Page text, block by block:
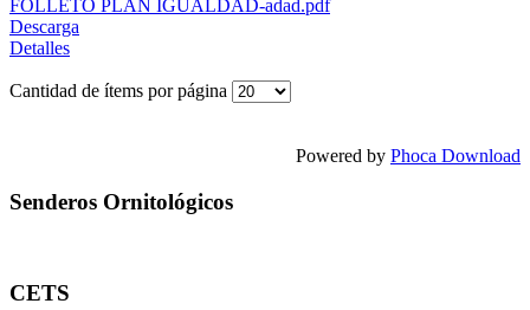
FOLLETO PLAN IGUALDAD-adad.pdf
Descarga
Detalles
Cantidad de ítems por página
Powered by Phoca Download
Senderos Ornitológicos
CETS